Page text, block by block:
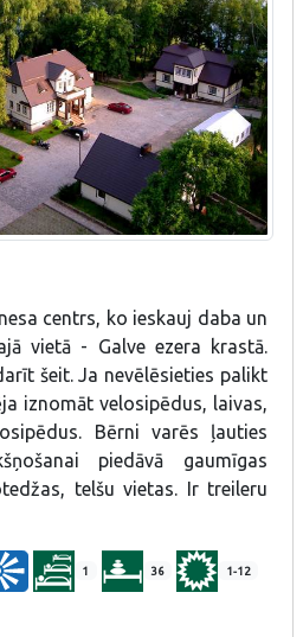
centrs, ko ieskauj daba un
vietā - Galve ezera krastā.
šeit.Ja nevēlēsieties palikt
iznomāt velosipēdus, laivas,
Bērni varēs ļauties
piedāvā gaumīgas
telšu vietas. Ir treileru
1 36 1-12